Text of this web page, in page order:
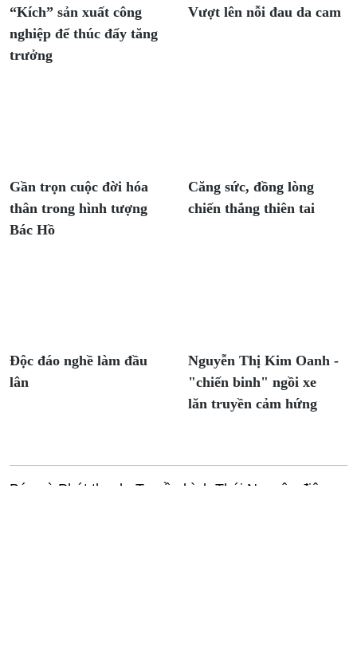
“Kích” sản xuất công
nghiệp để thúc đẩy tăng
trưởng
Vượt lên nỗi đau da cam
Gần trọn cuộc đời hóa
thân trong hình tượng
Bác Hồ
Căng sức, đồng lòng
chiến thắng thiên tai
Độc đáo nghề làm đầu
lân
Nguyễn Thị Kim Oanh -
"chiến binh" ngồi xe
lăn truyền cảm hứng
Báo và Phát thanh, Truyền hình Thái Nguyên điện